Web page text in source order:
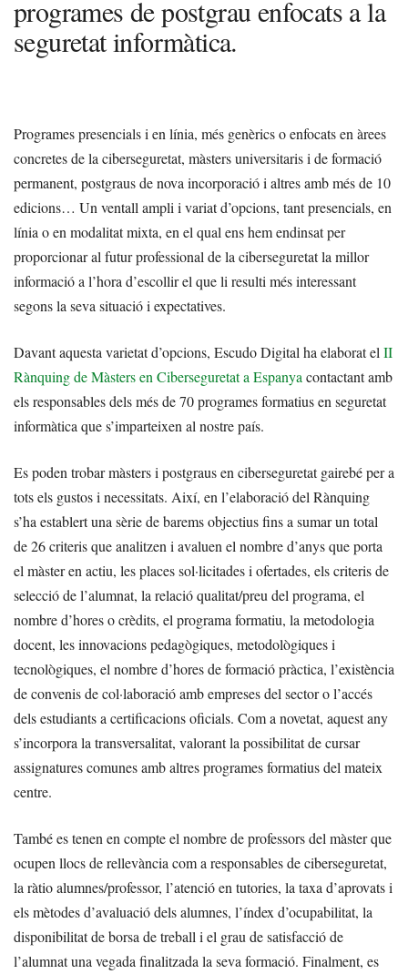
programes de postgrau enfocats a la
seguretat informàtica.
Programes presencials i en línia, més genèrics o enfocats en àrees
concretes de la ciberseguretat, màsters universitaris i de formació
permanent, postgraus de nova incorporació i altres amb més de 10
edicions… Un ventall ampli i variat d’opcions, tant presencials, en
línia o en modalitat mixta, en el qual ens hem endinsat per
proporcionar al futur professional de la ciberseguretat la millor
informació a l’hora d’escollir el que li resulti més interessant
segons la seva situació i expectatives.
Davant aquesta varietat d’opcions, Escudo Digital ha elaborat el II
Rànquing de Màsters en Ciberseguretat a Espanya contactant amb
els responsables dels més de 70 programes formatius en seguretat
informàtica que s’imparteixen al nostre país.
Es poden trobar màsters i postgraus en ciberseguretat gairebé per a
tots els gustos i necessitats. Així, en l’elaboració del Rànquing
s’ha establert una sèrie de barems objectius fins a sumar un total
de 26 criteris que analitzen i avaluen el nombre d’anys que porta
el màster en actiu, les places sol·licitades i ofertades, els criteris de
selecció de l’alumnat, la relació qualitat/preu del programa, el
nombre d’hores o crèdits, el programa formatiu, la metodologia
docent, les innovacions pedagògiques, metodològiques i
tecnològiques, el nombre d’hores de formació pràctica, l’existència
de convenis de col·laboració amb empreses del sector o l’accés
dels estudiants a certificacions oficials. Com a novetat, aquest any
s’incorpora la transversalitat, valorant la possibilitat de cursar
assignatures comunes amb altres programes formatius del mateix
centre.
També es tenen en compte el nombre de professors del màster que
ocupen llocs de rellevància com a responsables de ciberseguretat,
la ràtio alumnes/professor, l’atenció en tutories, la taxa d’aprovats i
els mètodes d’avaluació dels alumnes, l’índex d’ocupabilitat, la
disponibilitat de borsa de treball i el grau de satisfacció de
l’alumnat una vegada finalitzada la seva formació. Finalment, es